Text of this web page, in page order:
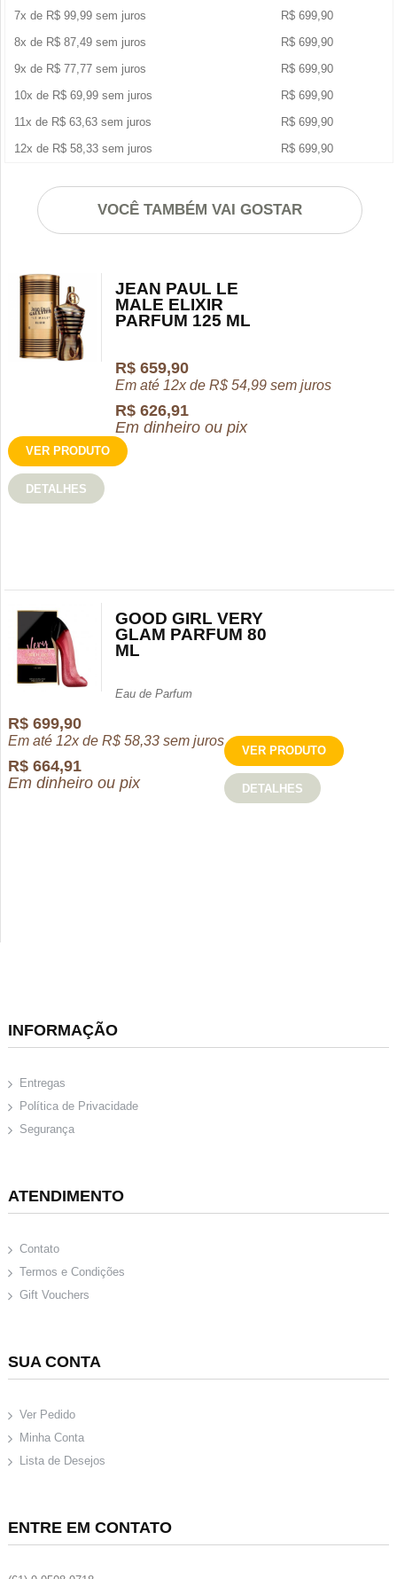
7x de R$ 99,99 sem juros R$ 699,90
8x de R$ 87,49 sem juros R$ 699,90
9x de R$ 77,77 sem juros R$ 699,90
10x de R$ 69,99 sem juros R$ 699,90
11x de R$ 63,63 sem juros R$ 699,90
12x de R$ 58,33 sem juros R$ 699,90
VOCÊ TAMBÉM VAI GOSTAR
JEAN PAUL LE
MALE ELIXIR
PARFUM 125 ML
R$ 659,90
Em até 12x deR$ 54,99 sem juros
R$ 626,91
Em dinheiro ou pix
VER PRODUTO
DETALHES
GOOD GIRL VERY
GLAM PARFUM 80
ML
Eau de Parfum
R$ 699,90
Em até 12x deR$ 58,33 sem juros
R$ 664,91
Em dinheiro ou pix
VER PRODUTO
DETALHES
INFORMAÇÃO
Entregas
Política de Privacidade
Segurança
ATENDIMENTO
Contato
Termos e Condições
Gift Vouchers
SUA CONTA
Ver Pedido
Minha Conta
Lista de Desejos
ENTRE EM CONTATO